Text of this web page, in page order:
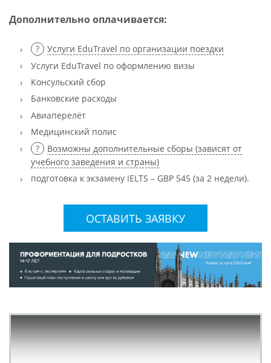
Дополнительно оплачивается:
Услуги EduTravel по организации поездки
Услуги EduTravel по оформлению визы
Консульский сбор
Банковские расходы
Авиаперелёт
Медицинский полис
Возможны дополнительные сборы (зависят от
учебного заведения и страны)
подготовка к экзамену IELTS – GBP 545 (за 2 недели).
ОСТАВИТЬ ЗАЯВКУ